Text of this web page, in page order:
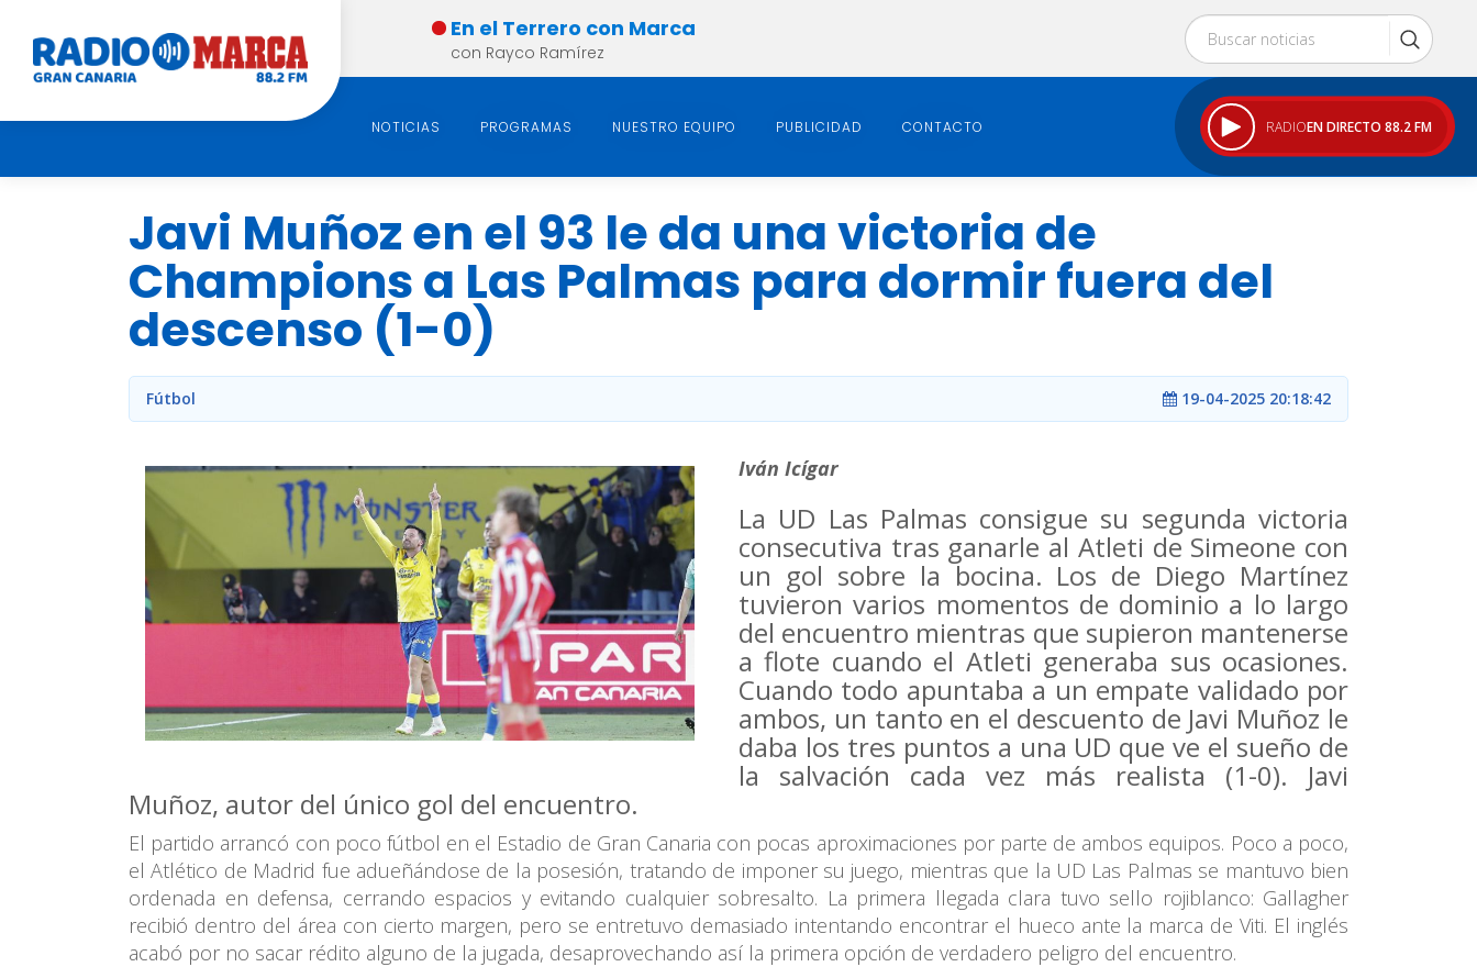
En el Terrero con Marca
con Rayco Ramírez
RADIOEN DIRECTO 88.2 FM
NOTICIAS PROGRAMAS NUESTRO EQUIPO PUBLICIDAD CONTACTO
Javi Muñoz en el 93 le da una victoria de
Champions a Las Palmas para dormir fuera del
descenso (1-0)
Fútbol 19-04-2025 20:18:42
Iván Icígar
La UD Las Palmas consigue su segunda victoria
consecutiva tras ganarle al Atleti de Simeone con
un gol sobre la bocina. Los de Diego Martínez
tuvieron varios momentos de dominio a lo largo
del encuentro mientras que supieron mantenerse
a flote cuando el Atleti generaba sus ocasiones.
Cuando todo apuntaba a un empate validado por
ambos, un tanto en el descuento de Javi Muñoz le
daba los tres puntos a una UD que ve el sueño de
la salvación cada vez más realista (1-0). Javi
Muñoz, autor del único gol del encuentro.
El partido arrancó con poco fútbol en el Estadio de Gran Canaria con pocas aproximaciones por parte de ambos equipos. Poco a poco,
el Atlético de Madrid fue adueñándose de la posesión, tratando de imponer su juego, mientras que la UD Las Palmas se mantuvo bien
ordenada en defensa, cerrando espacios y evitando cualquier sobresalto. La primera llegada clara tuvo sello rojiblanco: Gallagher
recibió dentro del área con cierto margen, pero se entretuvo demasiado intentando encontrar el hueco ante la marca de Viti. El inglés
acabó por no sacar rédito alguno de la jugada, desaprovechando así la primera opción de verdadero peligro del encuentro.